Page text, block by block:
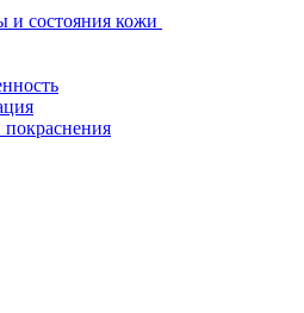
и состояния кожи
покраснения